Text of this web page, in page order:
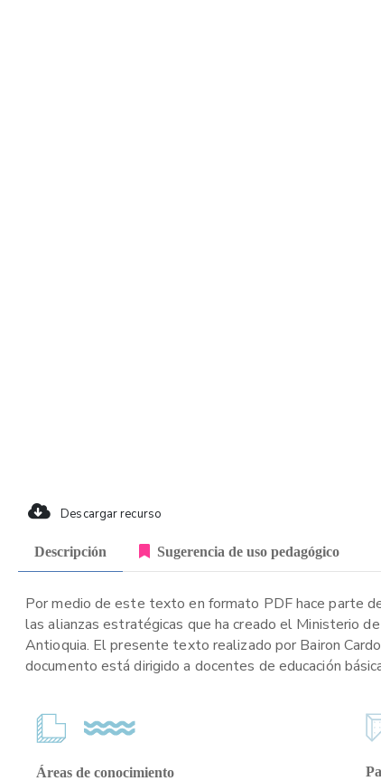
Descargar recurso
Descripción Sugerencia de uso pedagógico
Por medio de este texto en formato PDF hace parte
las alianzas estratégicas que ha creado el Ministerio
Antioquia. El presente texto realizado por Bairon
documento está dirigido a docentes de educación
Áreas de conocimiento